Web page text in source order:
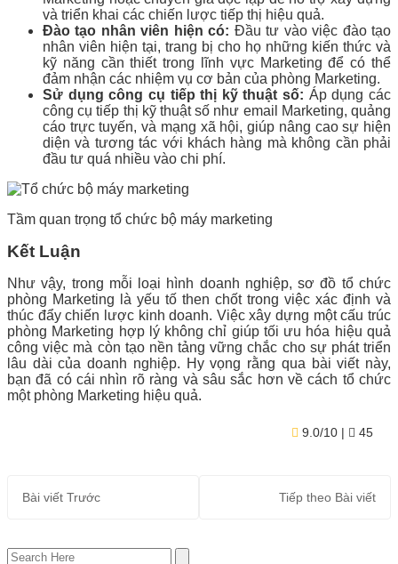
và triển khai các chiến lược tiếp thị hiệu quả.
Đào tạo nhân viên hiện có: Đầu tư vào việc đào tạo
nhân viên hiện tại, trang bị cho họ những kiến thức và
kỹ năng cần thiết trong lĩnh vực Marketing để có thể
đảm nhận các nhiệm vụ cơ bản của phòng Marketing.
Sử dụng công cụ tiếp thị kỹ thuật số: Áp dụng các
công cụ tiếp thị kỹ thuật số như email Marketing, quảng
cáo trực tuyến, và mạng xã hội, giúp nâng cao sự hiện
diện và tương tác với khách hàng mà không cần phải
đầu tư quá nhiều vào chi phí.
Tầm quan trọng tổ chức bộ máy marketing
Kết Luận
Như vậy, trong mỗi loại hình doanh nghiệp, sơ đồ tổ chức
phòng Marketing là yếu tố then chốt trong việc xác định và
thúc đẩy chiến lược kinh doanh. Việc xây dựng một cấu trúc
phòng Marketing hợp lý không chỉ giúp tối ưu hóa hiệu quả
công việc mà còn tạo nền tảng vững chắc cho sự phát triển
lâu dài của doanh nghiệp. Hy vọng rằng qua bài viết này,
bạn đã có cái nhìn rõ ràng và sâu sắc hơn về cách tổ chức
một phòng Marketing hiệu quả.
9.0/10 | ★ 45
Bài viết Trước Tiếp theo Bài viết